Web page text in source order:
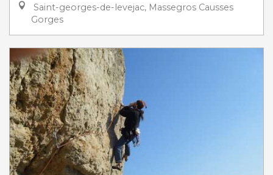
Saint-georges-de-levejac, Massegros Causses
Gorges